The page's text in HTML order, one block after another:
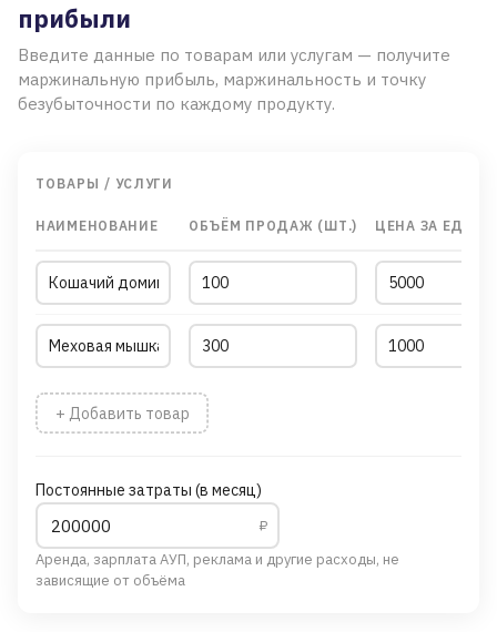
прибыли
Введите данные по товарам или услугам — получите
маржинальную прибыль, маржинальность и точку
безубыточности по каждому продукту.
ТОВАРЫ / УСЛУГИ
НАИМЕНОВАНИЕ ОБЪЁМ ПРОДАЖ (ШТ.) ЦЕНА ЗА ЕД. (₽)
+ Добавить товар
Постоянные затраты (в месяц)
₽
Аренда, зарплата АУП, реклама и другие расходы, не
зависящие от объёма